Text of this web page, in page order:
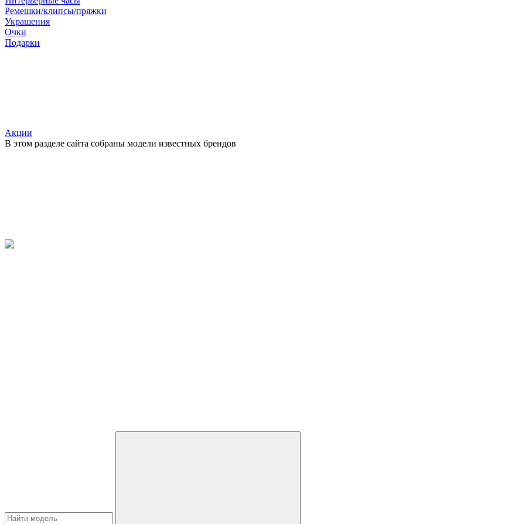
Ремешки/клипсы/пряжки
Украшения
Очки
Подарки
Акции
В этом разделе сайта собраны модели известных брендов